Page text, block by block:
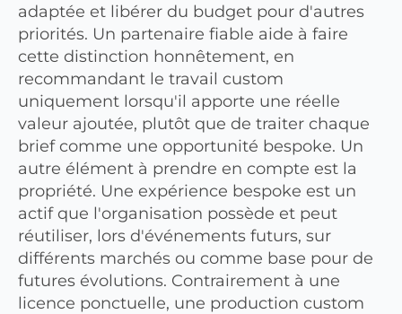
adaptée et libérer du budget pour d'autres
priorités. Un partenaire fiable aide à faire
cette distinction honnêtement, en
recommandant le travail custom
uniquement lorsqu'il apporte une réelle
valeur ajoutée, plutôt que de traiter chaque
brief comme une opportunité bespoke. Un
autre élément à prendre en compte est la
propriété. Une expérience bespoke est un
actif que l'organisation possède et peut
réutiliser, lors d'événements futurs, sur
différents marchés ou comme base pour de
futures évolutions. Contrairement à une
licence ponctuelle, une production custom